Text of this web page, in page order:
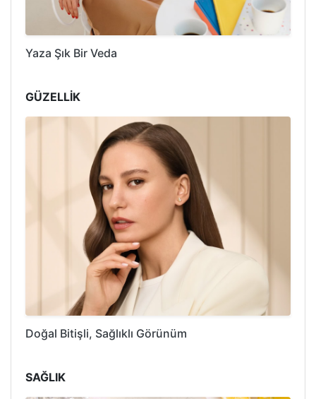
Yaza Şık Bir Veda
GÜZELLİK
Doğal Bitişli, Sağlıklı Görünüm
SAĞLIK